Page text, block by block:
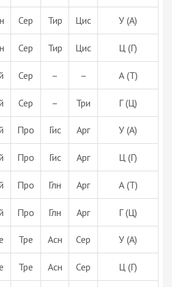
Сер Тир Цис У (А)
Сер Тир Цис Ц (Г)
Сер – – А (Т)
Сер – Три Г (Ц)
Про Гис Арг У (А)
Про Гис Арг Ц (Г)
Про Глн Арг А (Т)
Про Глн Арг Г (Ц)
Тре Асн Сер У (А)
Тре Асн Сер Ц (Г)